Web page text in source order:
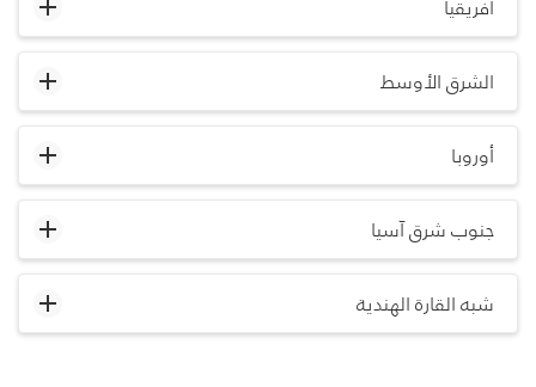
أفريقيا
الشرق الأوسط
أوروبا
جنوب شرق آسيا
شبه القارة الهندية